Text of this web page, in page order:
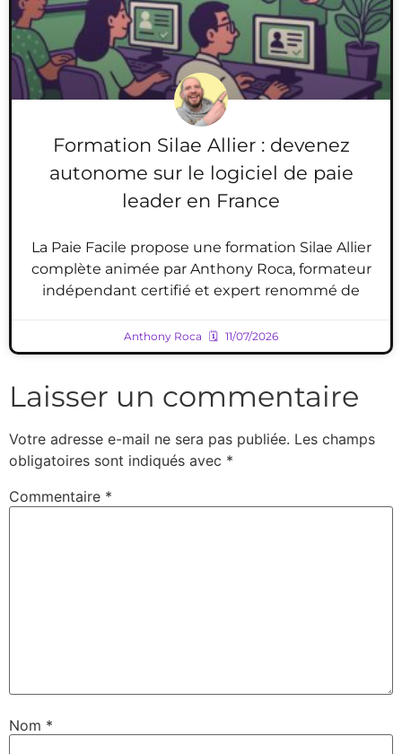
Formation Silae Allier : devenez
autonome sur le logiciel de paie
leader en France
La Paie Facile propose une formation Silae Allier
complète animée par Anthony Roca, formateur
indépendant certifié et expert renommé de
Anthony Roca 11/07/2026
Laisser un commentaire
Votre adresse e-mail ne sera pas publiée. Les champs
obligatoires sont indiqués avec *
Commentaire *
Nom *